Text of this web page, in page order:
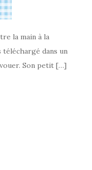
la main à la
téléchargé dans un
Son petit […]